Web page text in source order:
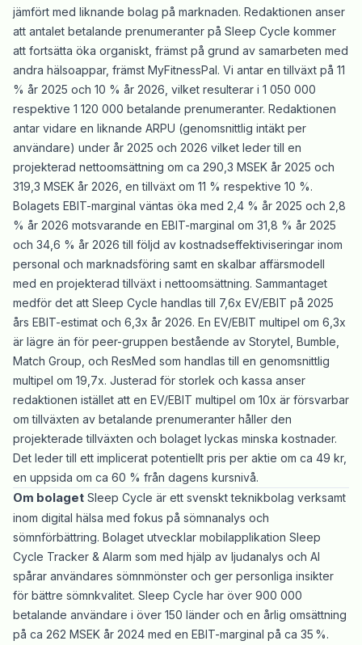
jämfört med liknande bolag på marknaden. Redaktionen anser
att antalet betalande prenumeranter på Sleep Cycle kommer
att fortsätta öka organiskt, främst på grund av samarbeten med
andra hälsoappar, främst MyFitnessPal. Vi antar en tillväxt på 11
% år 2025 och 10 % år 2026, vilket resulterar i 1 050 000
respektive 1 120 000 betalande prenumeranter. Redaktionen
antar vidare en liknande ARPU (genomsnittlig intäkt per
användare) under år 2025 och 2026 vilket leder till en
projekterad nettoomsättning om ca 290,3 MSEK år 2025 och
319,3 MSEK år 2026, en tillväxt om 11 % respektive 10 %.
Bolagets EBIT-marginal väntas öka med 2,4 % år 2025 och 2,8
% år 2026 motsvarande en EBIT-marginal om 31,8 % år 2025
och 34,6 % år 2026 till följd av kostnadseffektiviseringar inom
personal och marknadsföring samt en skalbar affärsmodell
med en projekterad tillväxt i nettoomsättning. Sammantaget
medför det att Sleep Cycle handlas till 7,6x EV/EBIT på 2025
års EBIT-estimat och 6,3x år 2026. En EV/EBIT multipel om 6,3x
är lägre än för peer-gruppen bestående av Storytel, Bumble,
Match Group, och ResMed som handlas till en genomsnittlig
multipel om 19,7x. Justerad för storlek och kassa anser
redaktionen istället att en EV/EBIT multipel om 10x är försvarbar
om tillväxten av betalande prenumeranter håller den
projekterade tillväxten och bolaget lyckas minska kostnader.
Det leder till ett implicerat potentiellt pris per aktie om ca 49 kr,
en uppsida om ca 60 % från dagens kursnivå.
Om bolaget Sleep Cycle är ett svenskt teknikbolag verksamt
inom digital hälsa med fokus på sömnanalys och
sömnförbättring. Bolaget utvecklar mobilapplikation Sleep
Cycle Tracker & Alarm som med hjälp av ljudanalys och AI
spårar användares sömnmönster och ger personliga insikter
för bättre sömnkvalitet. Sleep Cycle har över 900 000
betalande användare i över 150 länder och en årlig omsättning
på ca 262 MSEK år 2024 med en EBIT-marginal på ca 35 %.